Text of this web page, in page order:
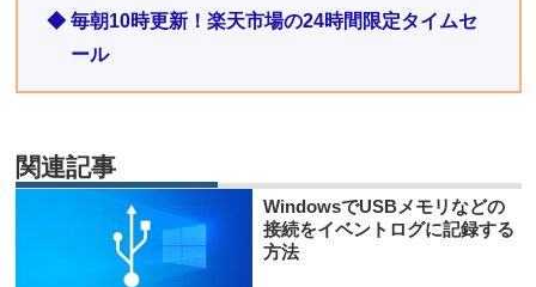
◆ 毎朝10時更新！楽天市場の24時間限定タイムセ
ール
関連記事
WindowsでUSBメモリなどの
接続をイベントログに記録する
方法